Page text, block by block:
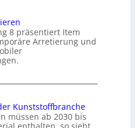
8 präsentiert Item
Arretierung und
Kunststoffbranche
müssen ab 2030 bis